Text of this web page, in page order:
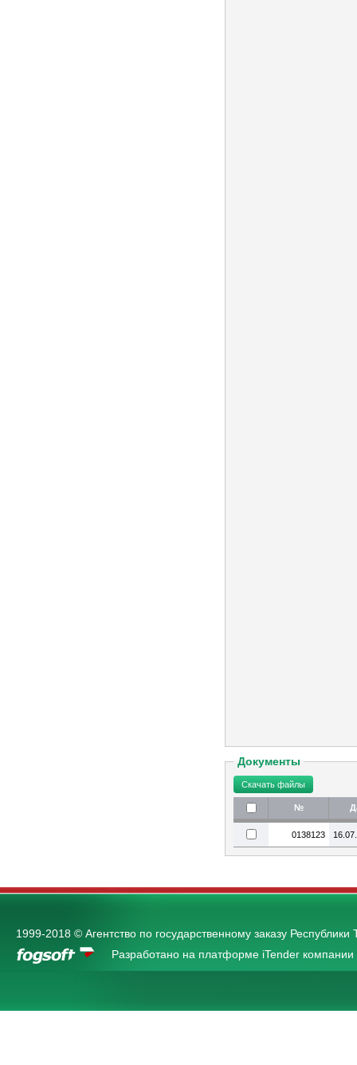
Документы
№
0138123
1999-2018 © Агентство по государственному заказу Республики
Разработано на платформе iTender